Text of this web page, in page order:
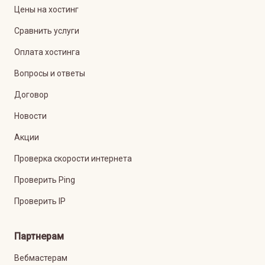
Цены на хостинг
Сравнить услуги
Оплата хостинга
Вопросы и ответы
Договор
Новости
Акции
Проверка скорости интернета
Проверить Ping
Проверить IP
Партнерам
Вебмастерам